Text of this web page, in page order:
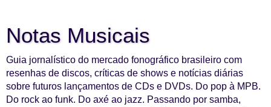
Notas Musicais
Guia jornalístico do mercado fonográfico brasileiro com
resenhas de discos, críticas de shows e notícias diárias
sobre futuros lançamentos de CDs e DVDs. Do pop à MPB.
Do rock ao funk. Do axé ao jazz. Passando por samba,